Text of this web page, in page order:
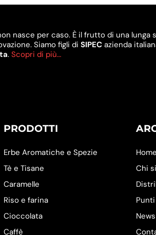
nasce per caso. È il frutto di una
Siamo figli di SIPEC azienda
. Scopri di più…
PRODOTTI
Erbe Aromatiche e Spezie
Tè e Tisane
Caramelle
Riso e farina
Cioccolata
Caffè
Home
Chi